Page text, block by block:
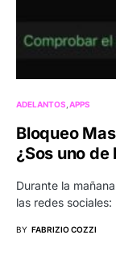
ADELANTOS APPS
Bloqueo
¿Sos uno
Durante la
las redes
BY FABRIZIO COZZI